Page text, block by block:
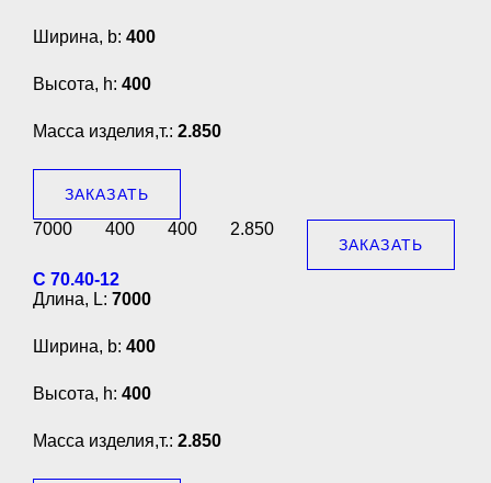
Ширина, b: 400
Высота, h: 400
Масса изделия,т.: 2.850
ЗАКАЗАТЬ
7000 400 400 2.850
ЗАКАЗАТЬ
С 70.40-12
Длина, L: 7000
Ширина, b: 400
Высота, h: 400
Масса изделия,т.: 2.850